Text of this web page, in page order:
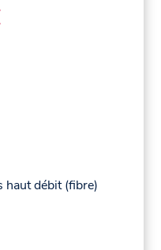
haut débit (fibre)